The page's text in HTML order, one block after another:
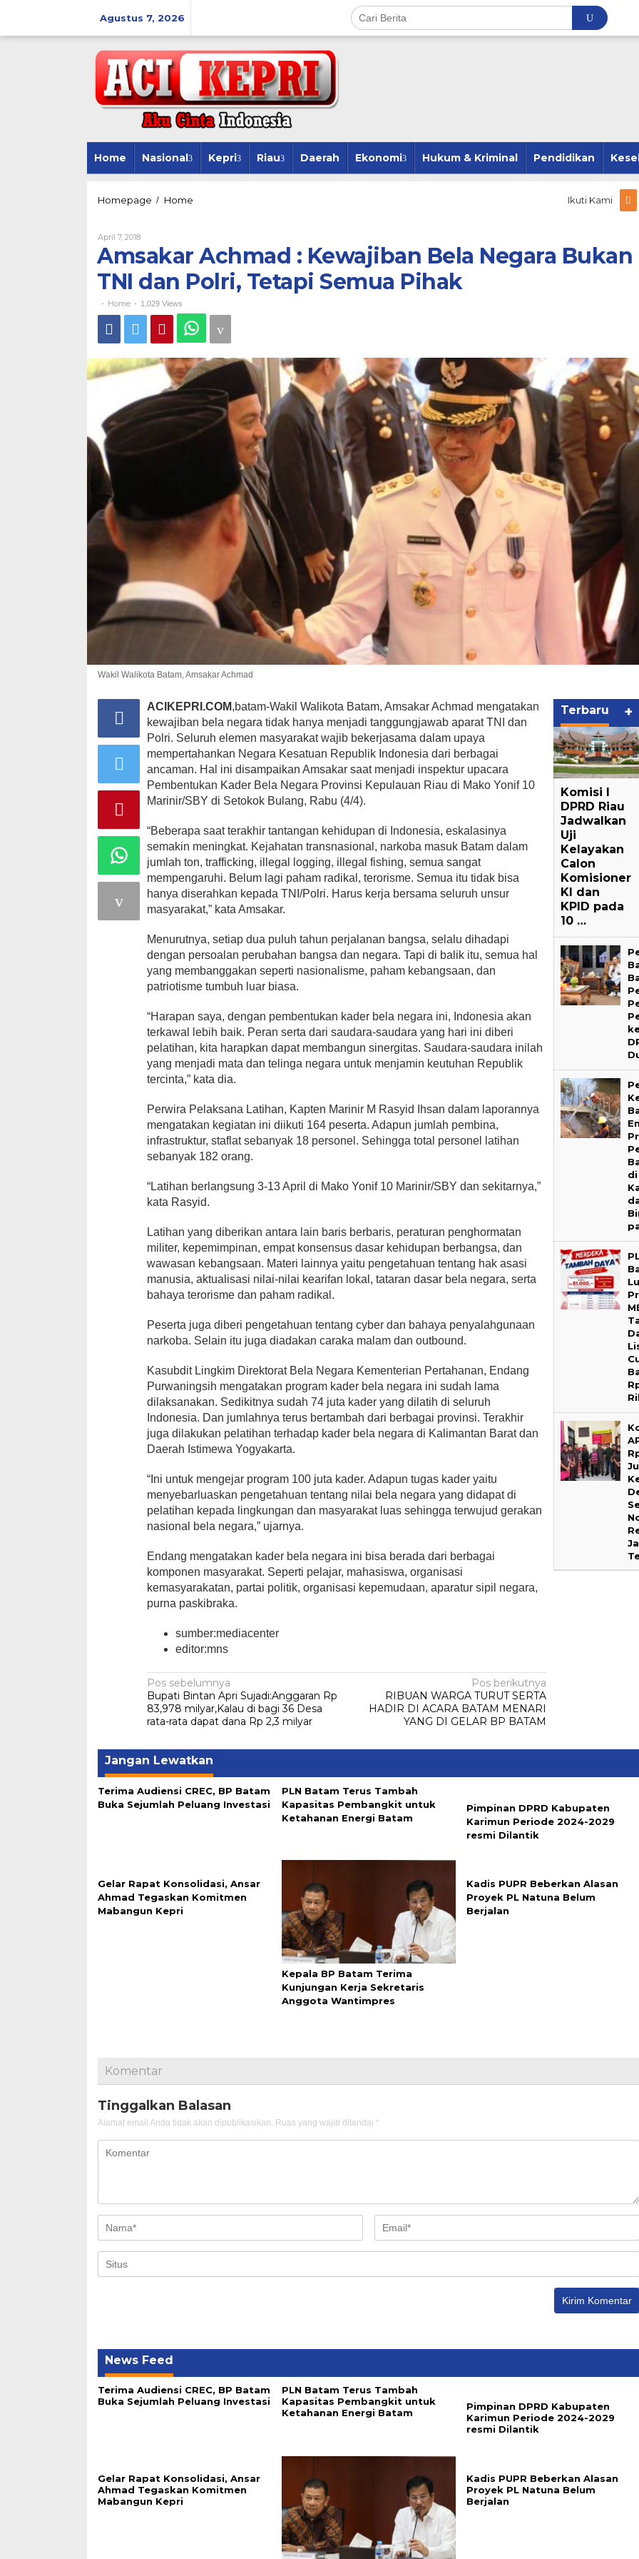
Agustus 7, 2026
Home Nasional Kepri Riau Daerah Ekonomi Hukum & Kriminal Pendidikan
Homepage / Home
Bela
Negara
Bukan
TNI
Polri,
Tetapi
Semua
Ikuti Kami
April 7, 2018Oleh
Amsakar Achmad : Kewajiban Bela Negara Bukan
TNI dan Polri, Tetapi Semua Pihak
- Home - 1,029 Views
Wakil Walikota Batam, Amsakar Achmad
ACIKEPRI.COM,batam-Wakil Walikota Batam, Amsakar Achmad mengatakan
kewajiban bela negara tidak hanya menjadi tanggungjawab aparat TNI dan
Polri. Seluruh elemen masyarakat wajib bekerjasama dalam upaya
mempertahankan Negara Kesatuan Republik Indonesia dari berbagai
ancaman. Hal ini disampaikan Amsakar saat menjadi inspektur upacara
Pembentukan Kader Bela Negara Provinsi Kepulauan Riau di Mako Yonif 10
Marinir/SBY di Setokok Bulang, Rabu (4/4).
“Beberapa saat terakhir tantangan kehidupan di Indonesia, eskalasinya
semakin meningkat. Kejahatan transnasional, narkoba masuk Batam dalam
jumlah ton, trafficking, illegal logging, illegal fishing, semua sangat
mempengaruhi. Belum lagi paham radikal, terorisme. Semua itu tidak bisa
hanya diserahkan kepada TNI/Polri. Harus kerja bersama seluruh unsur
masyarakat,” kata Amsakar.
Menurutnya, setiap dua puluh tahun perjalanan bangsa, selalu dihadapi
dengan persoalan perubahan bangsa dan negara. Tapi di balik itu, semua hal
yang membanggakan seperti nasionalisme, paham kebangsaan, dan
patriotisme tumbuh luar biasa.
“Harapan saya, dengan pembentukan kader bela negara ini, Indonesia akan
terkawal lebih baik. Peran serta dari saudara-saudara yang hari ini diberi
pelatihan, kita harapkan dapat membangun sinergitas. Saudara-saudara inilah
yang menjadi mata dan telinga negara untuk menjamin keutuhan Republik
tercinta,” kata dia.
Perwira Pelaksana Latihan, Kapten Marinir M Rasyid Ihsan dalam laporannya
mengatakan kegiatan ini diikuti 164 peserta. Adapun jumlah pembina,
infrastruktur, staflat sebanyak 18 personel. Sehingga total personel latihan
sebanyak 182 orang.
“Latihan berlangsung 3-13 April di Mako Yonif 10 Marinir/SBY dan sekitarnya,”
kata Rasyid.
Latihan yang diberikan antara lain baris berbaris, peraturan penghormatan
militer, kepemimpinan, empat konsensus dasar kehidupan berbangsa, dan
wawasan kebangsaan. Materi lainnya yaitu pengetahuan tentang hak asasi
manusia, aktualisasi nilai-nilai kearifan lokal, tataran dasar bela negara, serta
bahaya terorisme dan paham radikal.
Peserta juga diberi pengetahuan tentang cyber dan bahaya penyalahgunaan
narkoba. Selain itu juga diadakan caraka malam dan outbound.
Kasubdit Lingkim Direktorat Bela Negara Kementerian Pertahanan, Endang
Purwaningsih mengatakan program kader bela negara ini sudah lama
dilaksanakan. Sedikitnya sudah 74 juta kader yang dilatih di seluruh
Indonesia. Dan jumlahnya terus bertambah dari berbagai provinsi. Terakhir
juga dilakukan pelatihan terhadap kader bela negara di Kalimantan Barat dan
Daerah Istimewa Yogyakarta.
“Ini untuk mengejar program 100 juta kader. Adapun tugas kader yaitu
menyebarluaskan pengetahuan tentang nilai bela negara yang didapat di
pelatihan kepada lingkungan dan masyarakat luas sehingga terwujud gerakan
nasional bela negara,” ujarnya.
Endang mengatakan kader bela negara ini bisa berada dari berbagai
komponen masyarakat. Seperti pelajar, mahasiswa, organisasi
kemasyarakatan, partai politik, organisasi kepemudaan, aparatur sipil negara,
purna paskibraka.
sumber:mediacenter
editor:mns
Navigasi
pos
Pos sebelumnya
Bupati Bintan Apri Sujadi:Anggaran Rp
83,978 milyar,Kalau di bagi 36 Desa
rata-rata dapat dana Rp 2,3 milyar
Pos berikutnya
RIBUAN WARGA TURUT SERTA
HADIR DI ACARA BATAM MENARI
YANG DI GELAR BP BATAM
Terbaru +
Komisi I
DPRD Riau
Jadwalkan
Uji
Kelayakan
Calon
Komisioner
KI dan
KPID pada
10 …
di
Jangan Lewatkan
Terima Audiensi CREC, BP Batam
Buka Sejumlah Peluang Investasi
PLN Batam Terus Tambah
Kapasitas Pembangkit untuk
Ketahanan Energi Batam
Pimpinan DPRD Kabupaten
Karimun Periode 2024-2029
resmi Dilantik
Gelar Rapat Konsolidasi, Ansar
Ahmad Tegaskan Komitmen
Mabangun Kepri
Kepala BP Batam Terima
Kunjungan Kerja Sekretaris
Anggota Wantimpres
Kadis PUPR Beberkan Alasan
Proyek PL Natuna Belum
Berjalan
Komentar
Tinggalkan Balasan
Alamat email Anda tidak akan dipublikasikan. Ruas yang wajib ditandai *
News Feed
Terima Audiensi CREC, BP Batam
Buka Sejumlah Peluang Investasi
PLN Batam Terus Tambah
Kapasitas Pembangkit untuk
Ketahanan Energi Batam
Pimpinan DPRD Kabupaten
Karimun Periode 2024-2029
resmi Dilantik
Gelar Rapat Konsolidasi, Ansar
Ahmad Tegaskan Komitmen
Mabangun Kepri
Kadis PUPR Beberkan Alasan
Proyek PL Natuna Belum
Berjalan